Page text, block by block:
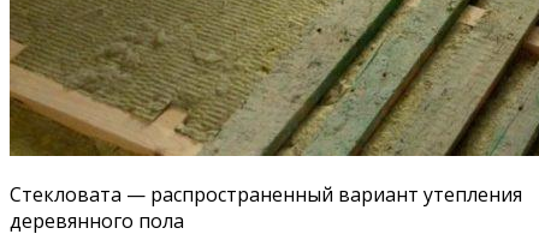
Стекловата — распространенный вариант утепления
деревянного пола